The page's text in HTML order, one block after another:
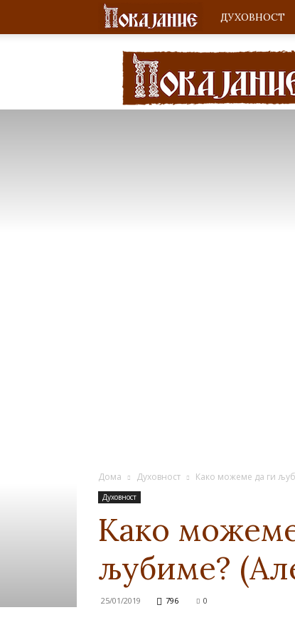
ДУХОВНОСТ
Покајание
Дома Духовност Како можеме да ги
Духовност
Како
љубиме?
25/01/2019 796 0